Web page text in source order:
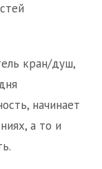
кран/душ,
начинает
а то и